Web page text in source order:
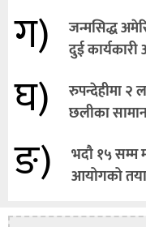
ग)
जन्मसिद्ध
दुई
घ)
रुपन्देहीमा २
छलीका
ङ)
भदौ १५ सम्म
आयोगको